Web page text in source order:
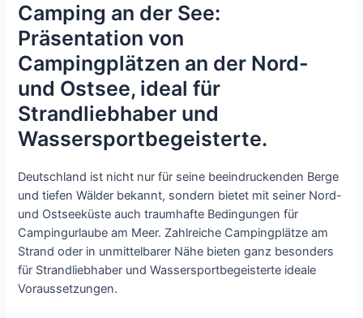
Camping an der See:
Präsentation von
Campingplätzen an der Nord-
und Ostsee, ideal für
Strandliebhaber und
Wassersportbegeisterte.
Deutschland ist nicht nur für seine beeindruckenden Berge
und tiefen Wälder bekannt, sondern bietet mit seiner Nord-
und Ostseeküste auch traumhafte Bedingungen für
Campingurlaube am Meer. Zahlreiche Campingplätze am
Strand oder in unmittelbarer Nähe bieten ganz besonders
für Strandliebhaber und Wassersportbegeisterte ideale
Voraussetzungen.